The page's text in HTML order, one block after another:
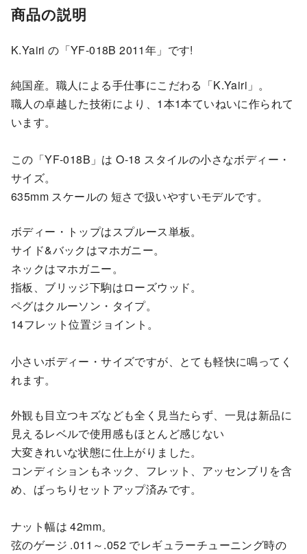
商品の説明
K.Yairi の「YF-018B 2011年」です!
純国産。職人による手仕事にこだわる「K.Yairi」。
職人の卓越した技術により、1本1本ていねいに作られて
います。
この「YF-018B」は O-18 スタイルの小さなボディー・
サイズ。
635mm スケールの 短さで扱いやすいモデルです。
ボディー・トップはスプルース単板。
サイド&バックはマホガニー。
ネックはマホガニー。
指板、ブリッジ下駒はローズウッド。
ペグはクルーソン・タイプ。
14フレット位置ジョイント。
小さいボディー・サイズですが、とても軽快に鳴ってく
れます。
外観も目立つキズなども全く見当たらず、一見は新品に
見えるレベルで使用感もほとんど感じない
大変きれいな状態に仕上がりました。
コンディションもネック、フレット、アッセンブリを含
め、ばっちりセットアップ済みです。
ナット幅は 42mm。
弦のゲージ .011～.052 でレギュラーチューニング時の